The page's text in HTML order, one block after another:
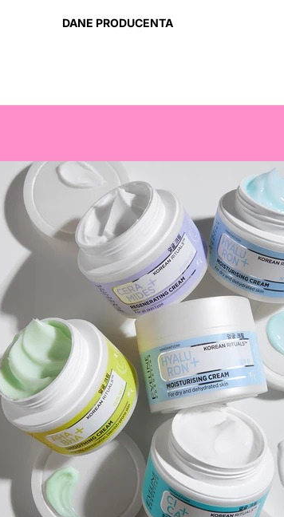
DANE PRODUCENTA